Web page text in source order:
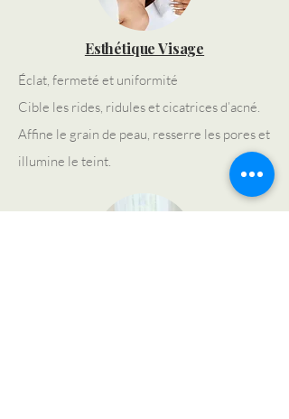
Esthétique Visage
Éclat, fermeté et uniformité
Cible les rides, ridules et cicatrices d’acné.
Affine le grain de peau, resserre les pores et
illumine le teint.